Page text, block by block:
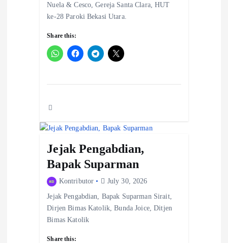
Nuela & Cesco, Gereja Santa Clara, HUT
ke-28 Paroki Bekasi Utara.
Share this:
Jejak Pengabdian,
Bapak Suparman
Kontributor July 30, 2026
Jejak Pengabdian, Bapak Suparman Sirait,
Dirjen Bimas Katolik, Bunda Joice, Ditjen
Bimas Katolik
Share this: